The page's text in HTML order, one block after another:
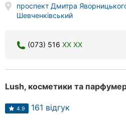
проспект Дмитра
Шевченківський
(073) 516 XX XX
Lush, косметики та
4.9 161 відгук